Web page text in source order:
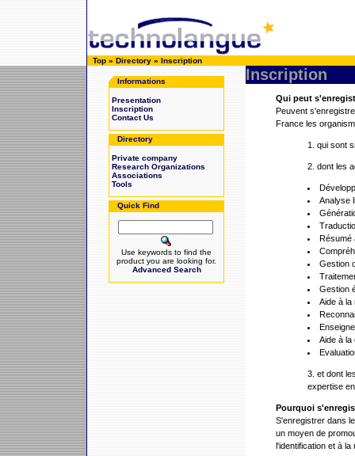
Top » Directory » Inscription
Informations
Presentation
Inscription
Contact Us
Directory
Private company
Research Organizations
Associations
Tools
Quick Find
Use keywords to find the
product you are looking for.
Advanced Search
Inscription
Qui peut
Peuvent
France les
1. qui sont
2. dont les
Analyse
Résumé
Gestion
Gestion
Aide à la
Aide à la
3. et dont
expertise
Pourquoi
S'enregistrer dans
un moyen de
l'identification et à